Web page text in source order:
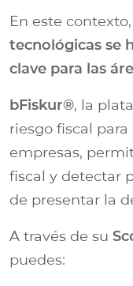
En este
tecnológicas se
clave para las
bFiskur®︎, la
riesgo fiscal
empresas,
fiscal y detectar
de presentar la
A través de su
puedes: